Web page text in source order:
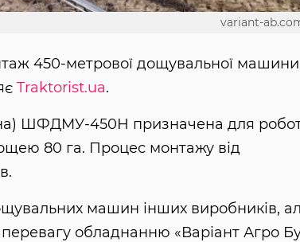
variant-
450-метрової дощувальної
Traktorist.ua.
ШФДМУ-450Н призначена для
80 га. Процес монтажу від
машин інших виробників,
обладнанню «Варіант Агро